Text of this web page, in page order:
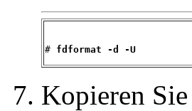
# fdformat -d -U
Kopieren